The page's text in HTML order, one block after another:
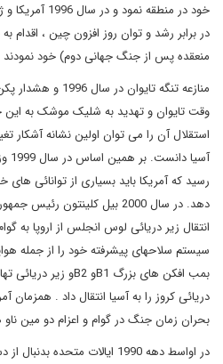
خود در منطقه
در برابر رشد و توان روز افزون چین ، اقدام به
منعقده پس از جنگ جهانی دوم) خود نمودند
منازعه تنگه
وقت تایوان و تهدید به شلیک موشک به
استقلال آن را می توان اولین نشانه آشکار
رسید که آمریکا باید بسیاری از توانائی های
دهد. در سال 2000 بیل کلینتون
انتقال زیر دریائی لوس انجلس از اروپا به
بمب افکن های بزرگ B1وB2و زیر دریائی
دریائی کروز را به آسیا انتقال داد . همزمان
بحران زمان جنگ در گوام و اعزام دو مین ناو
در اواسط دهه 1990 ایالات